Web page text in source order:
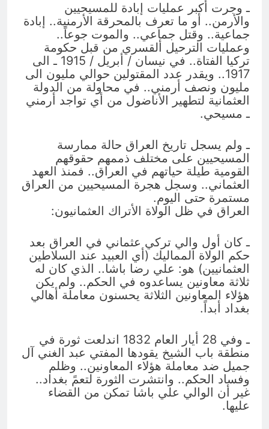
ـ وجرت أكبر عمليات إبادة للمسيحيين
والأرمن.. أو ما تعرف بالمحرقة الأرمنية.. إبادة
جماعية.. وقتل جماعي.. والموت جوعاً..
وعمليات الترحيل ألقسري من قبل حكومة
تركيا الفتاة.. في نيسان / أبريل / 1915 ـ الى
1917.. ويقدر عدد المقتولين حوالي مليون الى
مليون ونصف أرمني.. في محاولة من الدولة
العثمانية لتطهير الأناضول من أي تواجد أرمني
ـ مسيحي.
ـ ولم يسجل تاريخ العراق حالة ممارسة
المسيحيين على مختلف ذممهم حقوقهم
القومية طيلة حياتهم في العراق.. فمنذ العهد
العثماني.. وسجل هجرة المسيحيين من العراق
مستمرة حتى اليوم.
العراق في ظل الولاة الأتراك العثمانيون:
ـ كان أول والي تركي عثماني في العراق بعد
حكم الولاة المماليك (أي العبيد عند السلاطين
العثمانيين) هو: علي رضا باشا.. الذي كان له
ثلاثة معاونين يساعدوه في الحكم.. ولم يكن
هؤلاء المعاونين الثلاثة يحسنون معاملة أهالي
بغداد أبداً.
ـ وفي 28 أيار العام 1832 اندلعت ثورة في
منطقة باب الشيخ يقودها المفتي عبد الغني آل
جميل ضد معاملة هؤلاء المعاونين.. وظلم
وفساد الحكم.. وانتشرت الثورة لتعمً بغداد..
غير أن الوالي علي باشا تمكن من القضاء
عليها.